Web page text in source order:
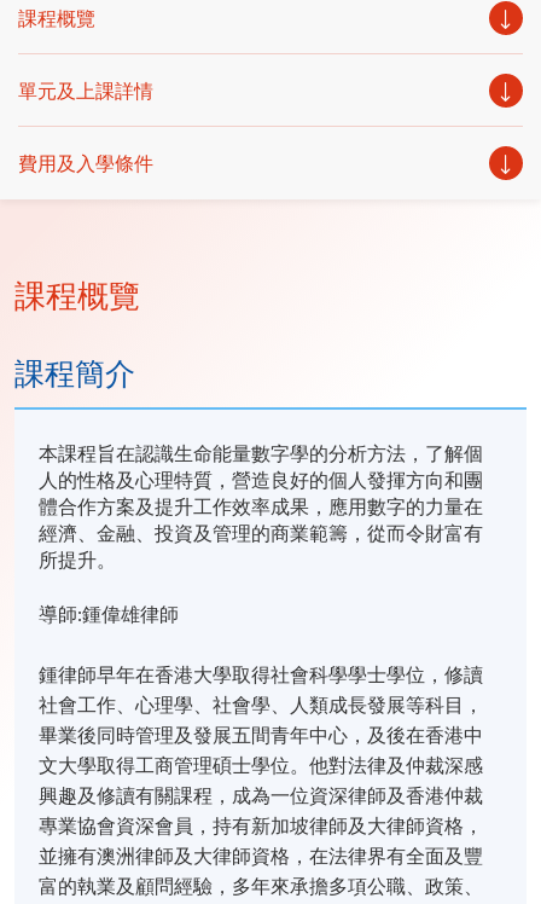
課程概覽
單元及上課詳情
費用及入學條件
課程概覽
課程簡介
本課程旨在認識生命能量數字學的分析方法，了解個
人的性格及心理特質，營造良好的個人發揮方向和團
體合作方案及提升工作效率成果，應用數字的力量在
經濟、金融、投資及管理的商業範籌，從而令財富有
所提升。
導師:鍾偉雄律師
鍾律師早年在香港大學取得社會科學學士學位，修讀
社會工作、心理學、社會學、人類成長發展等科目，
畢業後同時管理及發展五間青年中心，及後在香港中
文大學取得工商管理碩士學位。他對法律及仲裁深感
興趣及修讀有關課程，成為一位資深律師及香港仲裁
專業協會資深會員，持有新加坡律師及大律師資格，
並擁有澳洲律師及大律師資格，在法律界有全面及豐
富的執業及顧問經驗，多年來承擔多項公職、政策、